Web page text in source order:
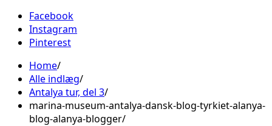
Facebook
Instagram
Pinterest
Home
Alle indlæg
Antalya tur, del 3
marina-museum-antalya-dansk-blog-tyrkiet-alanya-
blog-alanya-blogger